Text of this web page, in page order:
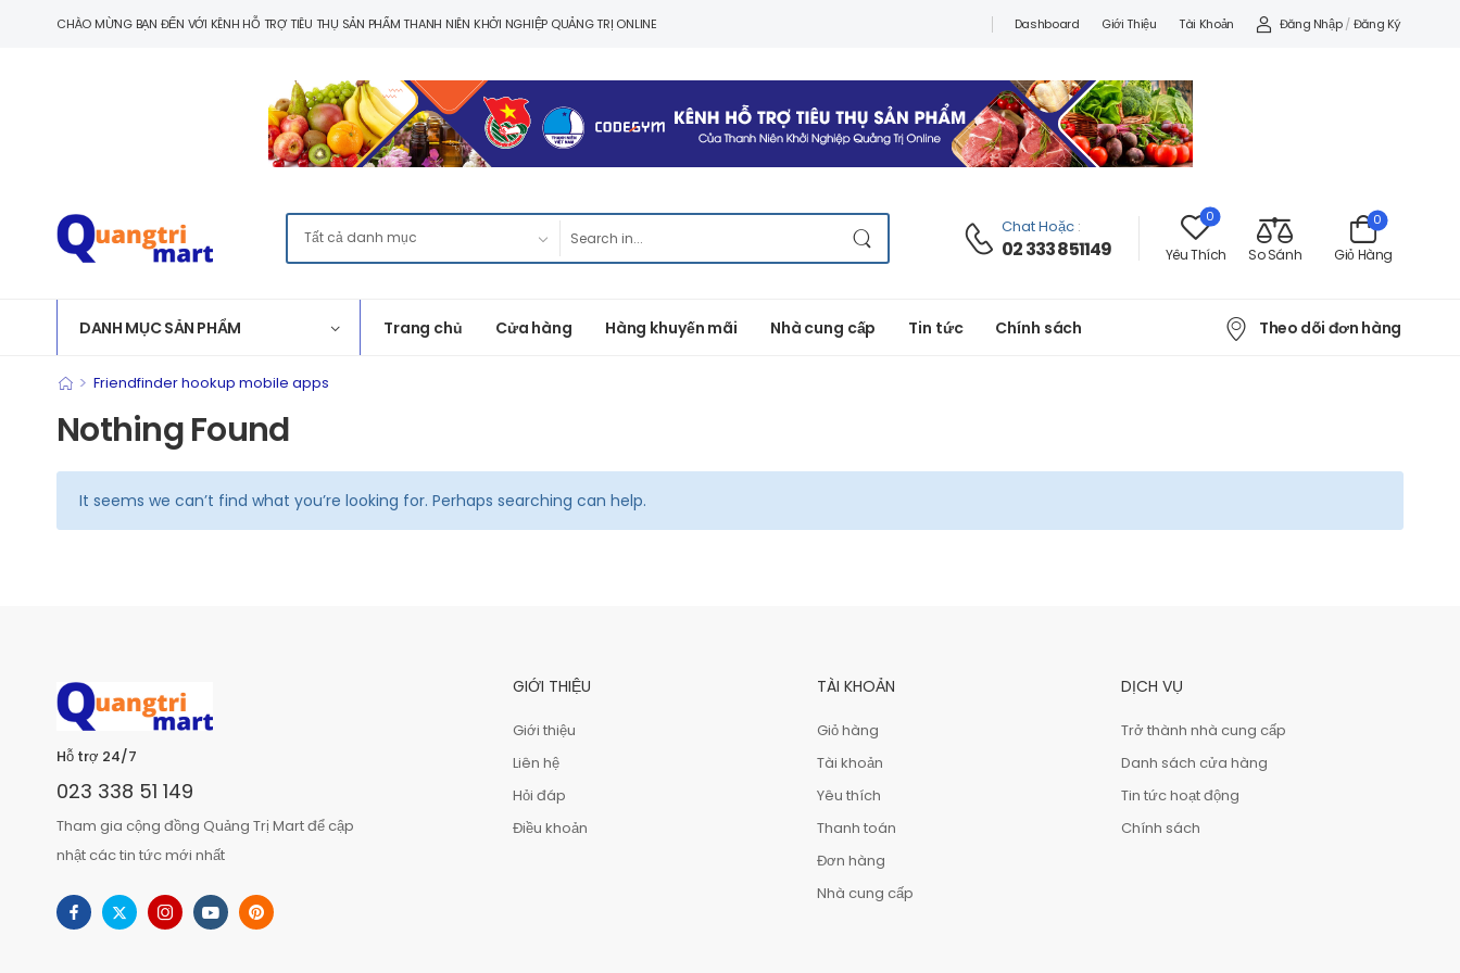
CHÀO MỪNG BẠN ĐẾN VỚI KÊNH HỖ TRỢ TIÊU THỤ SẢN PHẨM THANH NIÊN KHỞI NGHIỆP QUẢNG TRỊ ONLINE Dashboard Giới Thiệu Tài Khoản Đăng Nhập / Đăng Ký
Chat Hoặc :
02 333 851149
0
Yêu Thích So Sánh Giỏ Hàng
0
DANH MỤC SẢN PHẨM Trang chủ Cửa hàng Hàng khuyến mãi Nhà cung cấp Tin tức Chính sách Theo dõi đơn hàng
> Friendfinder hookup mobile apps
Nothing Found
It seems we can’t find what you’re looking for. Perhaps searching can help.
Hỗ trợ 24/7
023 338 51 149
Tham gia cộng đồng Quảng Trị Mart để cập
nhật các tin tức mới nhất
GIỚI THIỆU
Giới thiệu
Liên hệ
Hỏi đáp
Điều khoản
TÀI KHOẢN
Giỏ hàng
Tài khoản
Yêu thích
Thanh toán
Đơn hàng
Nhà cung cấp
DỊCH VỤ
Trở thành nhà cung cấp
Danh sách cửa hàng
Tin tức hoạt động
Chính sách